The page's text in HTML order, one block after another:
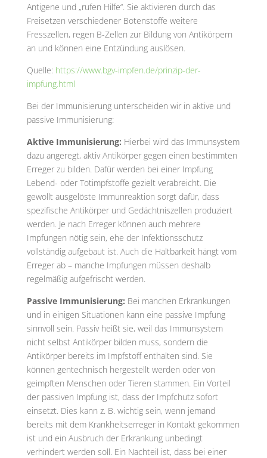
Antigene und „rufen Hilfe“. Sie aktivieren durch das
Freisetzen verschiedener Botenstoffe weitere
Fresszellen, regen B-Zellen zur Bildung von Antikörpern
an und können eine Entzündung auslösen.
Quelle: https://www.bgv-impfen.de/prinzip-der-
impfung.html
Bei der Immunisierung unterscheiden wir in aktive und
passive Immunisierung:
Aktive Immunisierung: Hierbei wird das Immunsystem
dazu angeregt, aktiv Antikörper gegen einen bestimmten
Erreger zu bilden. Dafür werden bei einer Impfung
Lebend- oder Totimpfstoffe gezielt verabreicht. Die
gewollt ausgelöste Immunreaktion sorgt dafür, dass
spezifische Antikörper und Gedächtniszellen produziert
werden. Je nach Erreger können auch mehrere
Impfungen nötig sein, ehe der Infektionsschutz
vollständig aufgebaut ist. Auch die Haltbarkeit hängt vom
Erreger ab – manche Impfungen müssen deshalb
regelmäßig aufgefrischt werden.
Passive Immunisierung: Bei manchen Erkrankungen
und in einigen Situationen kann eine passive Impfung
sinnvoll sein. Passiv heißt sie, weil das Immunsystem
nicht selbst Antikörper bilden muss, sondern die
Antikörper bereits im Impfstoff enthalten sind. Sie
können gentechnisch hergestellt werden oder von
geimpften Menschen oder Tieren stammen. Ein Vorteil
der passiven Impfung ist, dass der Impfchutz sofort
einsetzt. Dies kann z. B. wichtig sein, wenn jemand
bereits mit dem Krankheitserreger in Kontakt gekommen
ist und ein Ausbruch der Erkrankung unbedingt
verhindert werden soll. Ein Nachteil ist, dass bei einer